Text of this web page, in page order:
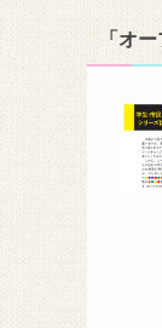
「オ